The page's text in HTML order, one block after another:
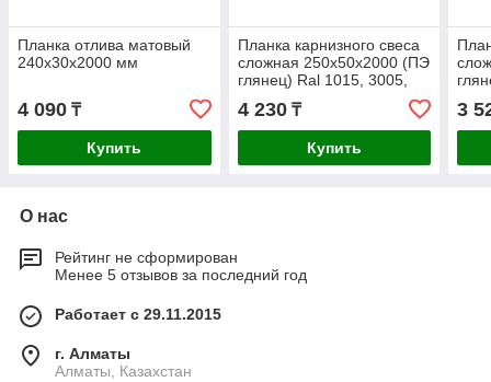
Планка отлива матовый
240х30х2000 мм
4 090 ₸
Купить
Планка карнизного свеса
сложная 250х50х2000 (ПЭ
глянец) Ral 1015, 3005,
5005, 6005, 7004, 7024,
8017, 9003,
4 230₸
Купить
3
О нас
Рейтинг не сформирован
Менее 5 отзывов за последний год
Работает с 29.11.2015
г. Алматы
Алматы, Казахстан